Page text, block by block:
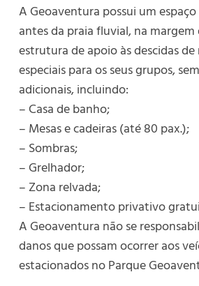
A Geoaventura possui um
antes da praia fluvial, na
estrutura de apoio às descidas
especiais para os seus grupos,
adicionais, incluindo:
– Casa de banho;
– Mesas e cadeiras (até 80 pax.);
– Sombras;
– Grelhador;
– Zona relvada;
– Estacionamento privativo
A Geoaventura não se
danos que possam ocorrer aos
estacionados no Parque